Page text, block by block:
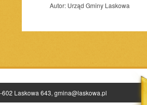
Autor: Urząd Gminy Laskowa
Laskowa 643, gmina@laskowa.pl